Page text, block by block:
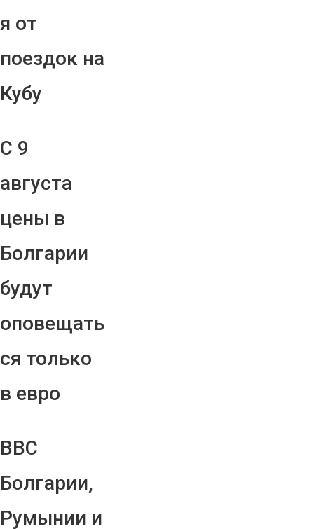
я от
поездок на
Кубу
С 9
августа
цены в
Болгарии
будут
оповещать
ся только
в евро
ВВС
Болгарии,
Румынии и